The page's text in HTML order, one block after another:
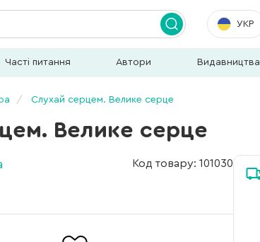
УКР
Часті питання Автори Видавництва
Слухай серцем. Велике серце
Велике серце
Код товару: 101030